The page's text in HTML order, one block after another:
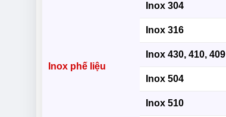
Inox phế liệu
Inox 304
Inox 316
Inox 430, 410, 409
Inox 504
Inox 510